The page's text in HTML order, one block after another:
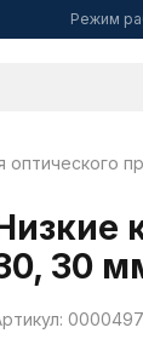
Режим
оптического
30